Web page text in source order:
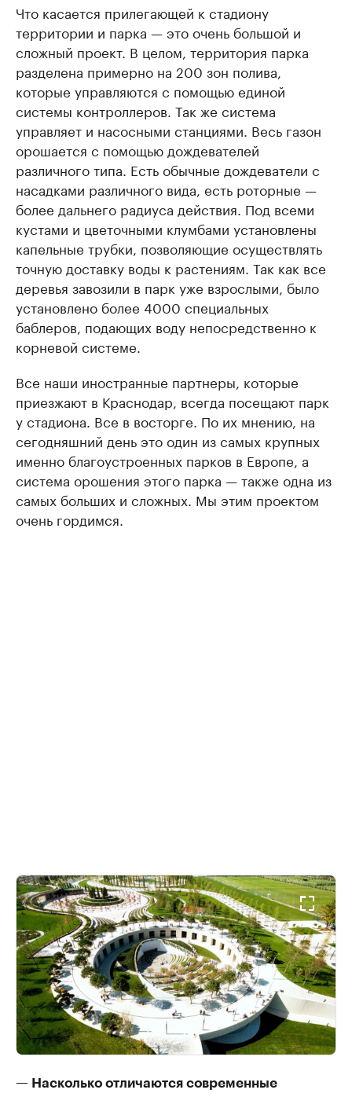
Что касается прилегающей к стадиону
территории и парка — это очень большой и
сложный проект. В целом, территория парка
разделена примерно на 200 зон полива,
которые управляются с помощью единой
системы контроллеров. Так же система
управляет и насосными станциями. Весь газон
орошается с помощью дождевателей
различного типа. Есть обычные дождеватели с
насадками различного вида, есть роторные —
более дальнего радиуса действия. Под всеми
кустами и цветочными клумбами установлены
капельные трубки, позволяющие осуществлять
точную доставку воды к растениям. Так как все
деревья завозили в парк уже взрослыми, было
установлено более 4000 специальных
баблеров, подающих воду непосредственно к
корневой системе.
Все наши иностранные партнеры, которые
приезжают в Краснодар, всегда посещают парк
у стадиона. Все в восторге. По их мнению, на
сегодняшний день это один из самых крупных
именно благоустроенных парков в Европе, а
система орошения этого парка — также одна из
самых больших и сложных. Мы этим проектом
очень гордимся.
— Насколько отличаются современные